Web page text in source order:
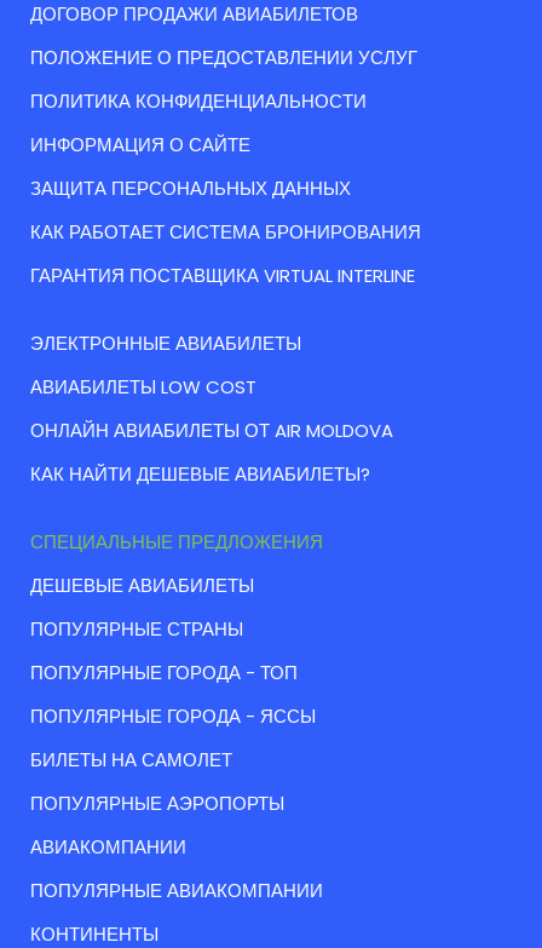
ДОГОВОР ПРОДАЖИ АВИАБИЛЕТОВ
ПОЛОЖЕНИЕ О ПРЕДОСТАВЛЕНИИ УСЛУГ
ПОЛИТИКА КОНФИДЕНЦИАЛЬНОСТИ
ИНФОРМАЦИЯ О САЙТЕ
ЗАЩИТА ПЕРСОНАЛЬНЫХ ДАННЫХ
КАК РАБОТАЕТ СИСТЕМА БРОНИРОВАНИЯ
ГАРАНТИЯ ПОСТАВЩИКА VIRTUAL INTERLINE
ЭЛЕКТРОННЫЕ АВИАБИЛЕТЫ
АВИАБИЛЕТЫ LOW COST
ОНЛАЙН АВИАБИЛЕТЫ ОТ AIR MOLDOVA
КАК НАЙТИ ДЕШЕВЫЕ АВИАБИЛЕТЫ?
СПЕЦИАЛЬНЫЕ ПРЕДЛОЖЕНИЯ
ДЕШЕВЫЕ АВИАБИЛЕТЫ
ПОПУЛЯРНЫЕ СТРАНЫ
ПОПУЛЯРНЫЕ ГОРОДА - ТОП
ПОПУЛЯРНЫЕ ГОРОДА - ЯССЫ
БИЛЕТЫ НА САМОЛЕТ
ПОПУЛЯРНЫЕ АЭРОПОРТЫ
АВИАКОМПАНИИ
ПОПУЛЯРНЫЕ АВИАКОМПАНИИ
КОНТИНЕНТЫ